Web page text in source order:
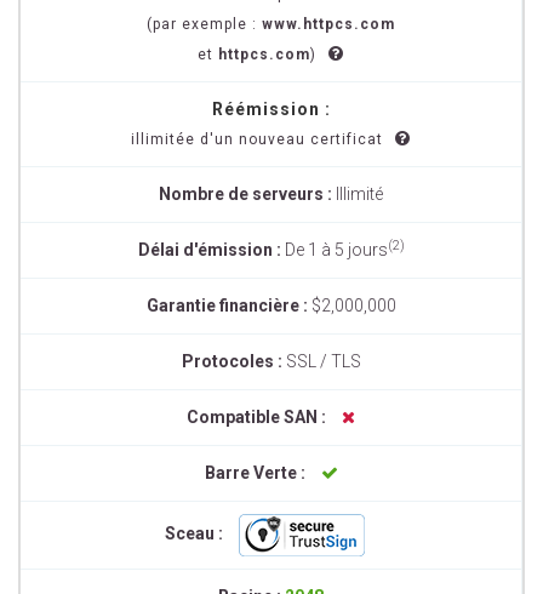
(par exemple : www.httpcs.com
et httpcs.com)
Réémission :
illimitée d'un nouveau certificat
Nombre de serveurs : Illimité
Délai d'émission : De 1 à 5 jours(2)
Garantie financière : $2,000,000
Protocoles : SSL / TLS
Compatible SAN :
Barre Verte :
Sceau :